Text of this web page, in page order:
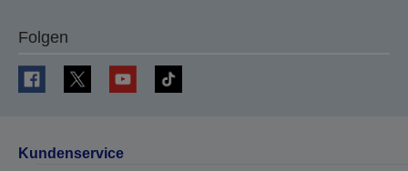
Folgen
Kundenservice